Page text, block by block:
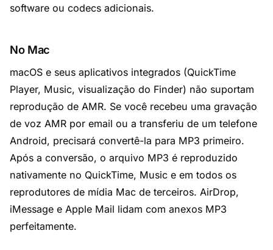
software ou codecs adicionais.
No Mac
macOS e seus aplicativos integrados (QuickTime
Player, Music, visualização do Finder) não suportam
reprodução de AMR. Se você recebeu uma gravação
de voz AMR por email ou a transferiu de um telefone
Android, precisará convertê-la para MP3 primeiro.
Após a conversão, o arquivo MP3 é reproduzido
nativamente no QuickTime, Music e em todos os
reprodutores de mídia Mac de terceiros. AirDrop,
iMessage e Apple Mail lidam com anexos MP3
perfeitamente.